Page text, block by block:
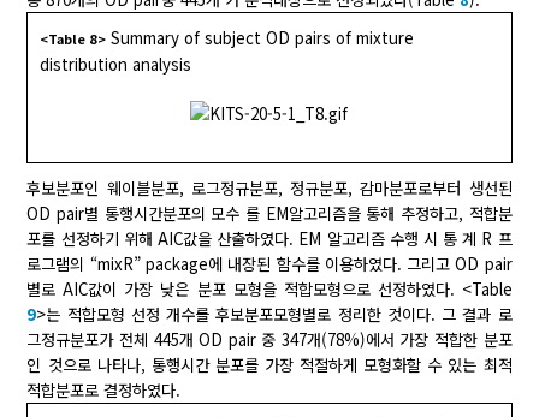
<Table 8> Summary of subject OD pairs of mixture
distribution analysis
후보분포인 웨이블분포, 로그정규분포, 정규분포, 감마분포로부터 생선된
OD pair별 통행시간분포의 모수 를 EM알고리즘을 통해 추정하고, 적합분
포를 선정하기 위해 AIC값을 산출하였다. EM 알고리즘 수행 시 통 계 R 프
로그램의 “mixR” package에 내장된 함수를 이용하였다. 그리고 OD pair
별로 AIC값이 가장 낮은 분포 모형을 적합모형으로 선정하였다. <Table
9>는 적합모형 선정 개수를 후보분포모형별로 정리한 것이다. 그 결과 로
그정규분포가 전체 445개 OD pair 중 347개(78%)에서 가장 적합한 분포
인 것으로 나타나, 통행시간 분포를 가장 적절하게 모형화할 수 있는 최적
적합분포로 결정하였다.